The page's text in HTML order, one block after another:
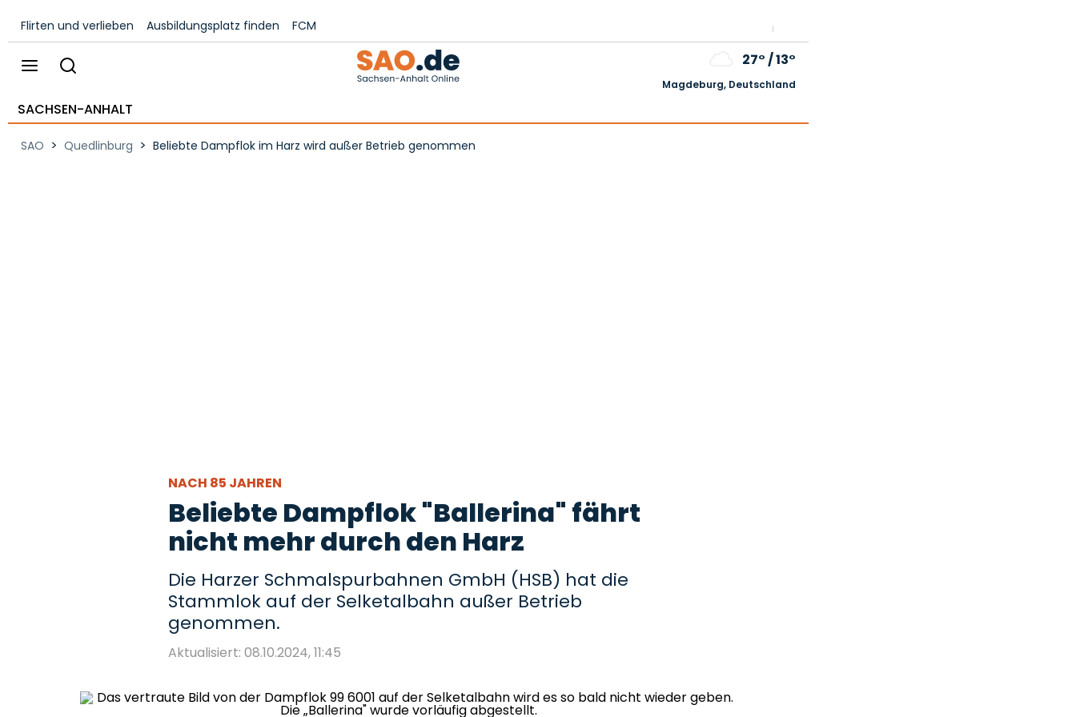
Flirten und verlieben Ausbildungsplatz finden FCM
27°/13°
Magdeburg, Deutschland
SACHSEN-ANHALT
SAO > Quedlinburg > Beliebte Dampflok im Harz wird außer Betrieb genommen
NACH 85 JAHREN
Beliebte Dampflok "Ballerina" fährt
nicht mehr durch den Harz
Die Harzer Schmalspurbahnen GmbH (HSB) hat die
Stammlok auf der Selketalbahn außer Betrieb
genommen.
Aktualisiert: 08.10.2024, 11:45